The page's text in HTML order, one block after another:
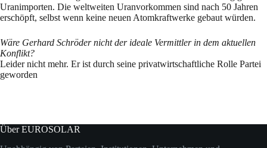
Uranimporten. Die weltweiten Uranvorkommen sind nach 50 Jahren
erschöpft, selbst wenn keine neuen Atomkraftwerke gebaut würden.
Wäre Gerhard Schröder nicht der ideale Vermittler in dem aktuellen
Konflikt?
Leider nicht mehr. Er ist durch seine privatwirtschaftliche Rolle Partei
geworden
Über EUROSOLAR